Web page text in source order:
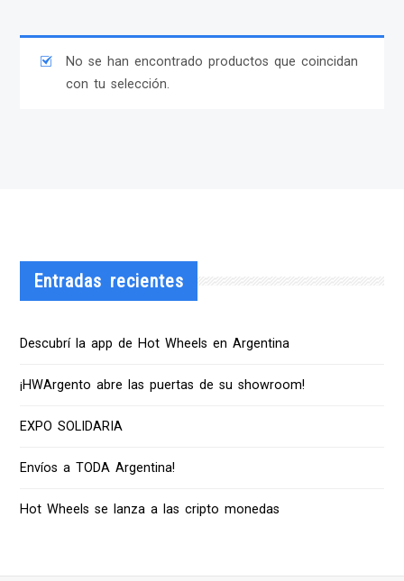
No se han encontrado productos que coincidan
con tu selección.
Entradas recientes
Descubrí la app de Hot Wheels en Argentina
¡HWArgento abre las puertas de su showroom!
EXPO SOLIDARIA
Envíos a TODA Argentina!
Hot Wheels se lanza a las cripto monedas